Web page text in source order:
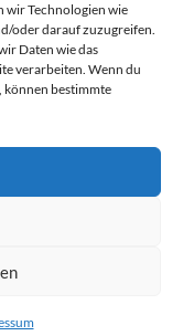
wir Technologien wie
oder darauf zuzugreifen.
Daten wie das
verarbeiten. Wenn du
bestimmte